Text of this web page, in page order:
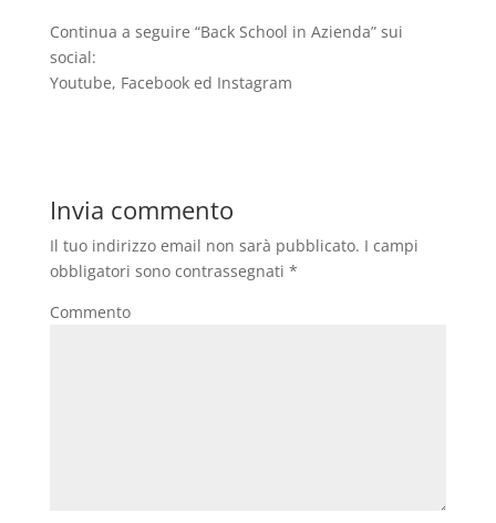
Continua a seguire “Back School in Azienda” sui
social:
Youtube, Facebook ed Instagram
Invia commento
Il tuo indirizzo email non sarà pubblicato. I campi
obbligatori sono contrassegnati *
Commento